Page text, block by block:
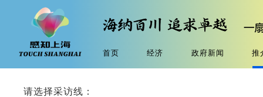
首页 经济 政府新闻 推
请选择采访线：